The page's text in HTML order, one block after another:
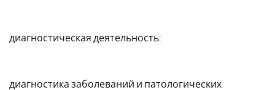
диагностическая деятельность:
диагностика заболеваний и патологических